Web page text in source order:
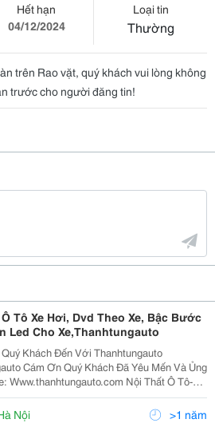
Hết hạn
04/12/2024
Loại tin
Thường
trên Rao vặt, quý khách vui lòng không
trước cho người đăng tin!
Tô Xe Hơi, Dvd Theo Xe, Bậc Bước
Led Cho Xe,Thanhtungauto
Khách Đến Với Thanhtungauto
Cám Ơn Quý Khách Đã Yêu Mến Và Ủng
Chuyên Kinh Doanh Bán Buôn,Bán Lẻ
Chơi, Đồ Trang Trí Nội, Ngoại Thất Xe Hơi.
Nội >1 năm